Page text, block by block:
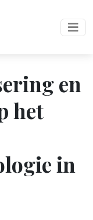
en
het
in